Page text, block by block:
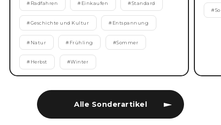
Alle Sonderartikel
# Radfahren # Einkaufen #Standard
#Geschichte und Kultur # Entspannung
# Natur # Frühling #Sommer
# Herbst #Winter
#